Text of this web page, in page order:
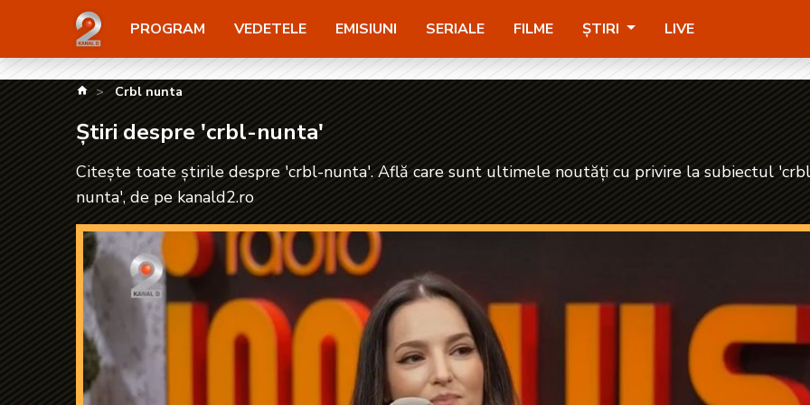
Știri despre 'crbl-nunta'| kanald2.ro
PROGRAM VEDETELE EMISIUNI SERIALE FILME ȘTIRI LIVE
kanald.ro
Crbl nunta
Știri despre 'crbl-nunta'
Citește toate știrile despre 'crbl-nunta'. Află care sunt ultimele noutăți cu privire la subiectul
nunta', de pe kanald2.ro